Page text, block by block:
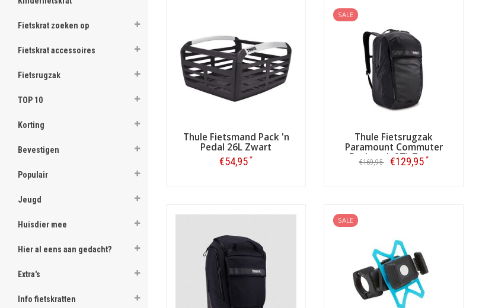
Fietskrat zoeken op
Fietskrat accessoires
Fietsrugzak
TOP 10
Korting
Bevestigen
Populair
Jeugd
Huisdier mee
Hier al eens aan gedacht?
Extra's
Info fietskratten
Thule Fietsmand Pack 'n
Pedal 26L Zwart
€54,95 *
SALE
Thule Fietsrugzak
Paramount Commuter
Backpack 27L Zwart
€169,95 €129,95 *
SALE